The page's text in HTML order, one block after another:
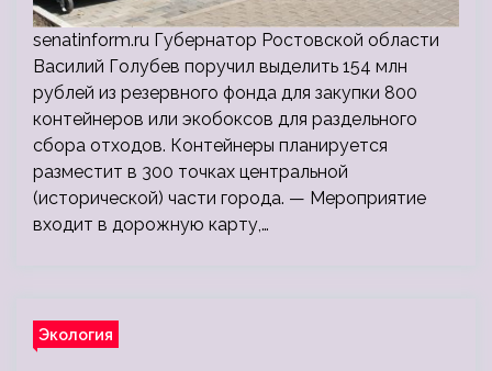
senatinform.ru Губернатор Ростовской области
Василий Голубев поручил выделить 154 млн
рублей из резервного фонда для закупки 800
контейнеров или экобоксов для раздельного
сбора отходов. Контейнеры планируется
разместит в 300 точках центральной
(исторической) части города. — Мероприятие
входит в дорожную карту,…
Экология